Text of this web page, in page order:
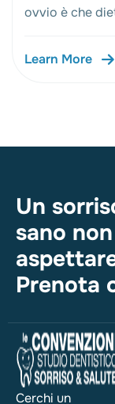
ovvio è che
Learn More
Un
sano
Prenota
Cerchi un